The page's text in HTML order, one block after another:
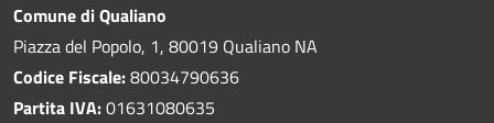
Comune di Qualiano
Piazza del Popolo, 1, 80019 Qualiano NA
Codice Fiscale:80034790636
Partita IVA:01631080635